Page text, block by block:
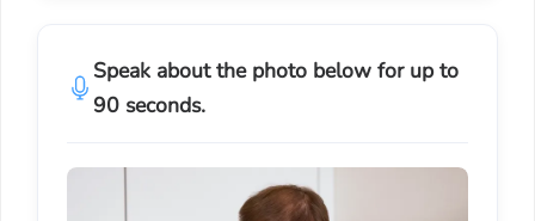
Speak about the photo below for up to
90 seconds.